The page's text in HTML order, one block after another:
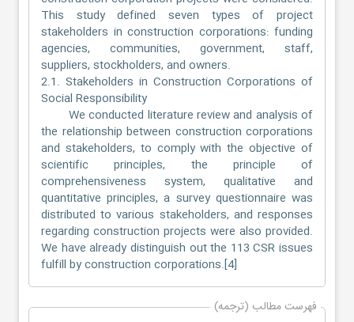
This study defined seven types of project
stakeholders in construction corporations: funding
agencies, communities, government, staff,
suppliers, stockholders, and owners.
2.1. Stakeholders in Construction Corporations of
Social Responsibility
We conducted literature review and analysis of
the relationship between construction corporations
and stakeholders, to comply with the objective of
scientific principles, the principle of
comprehensiveness system, qualitative and
quantitative principles, a survey questionnaire was
distributed to various stakeholders, and responses
regarding construction projects were also provided.
We have already distinguish out the 113 CSR issues
fulfill by construction corporations.[4]
فهرست مطالب (ترجمه)